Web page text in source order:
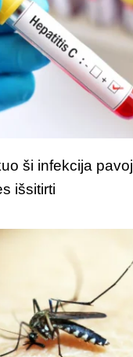
ši infekcija
išsitirti